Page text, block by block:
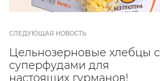
СЛЕДУЮЩАЯ НОВОСТЬ
Цельнозерновые хлебцы с
суперфудами для
настоящих гурманов!